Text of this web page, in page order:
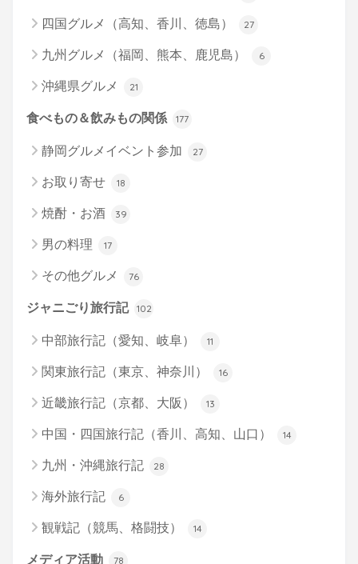
四国グルメ（高知、香川、徳島） 27
九州グルメ（福岡、熊本、鹿児島） 6
沖縄県グルメ 21
食べもの＆飲みもの関係 177
静岡グルメイベント参加 27
お取り寄せ 18
焼酎・お酒 39
男の料理 17
その他グルメ 76
ジャニごり旅行記 102
中部旅行記（愛知、岐阜） 11
関東旅行記（東京、神奈川） 16
近畿旅行記（京都、大阪） 13
中国・四国旅行記（香川、高知、山口） 14
九州・沖縄旅行記 28
海外旅行記 6
観戦記（競馬、格闘技） 14
メディア活動 78